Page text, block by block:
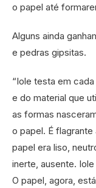
o papel até
Alguns ainda
e pedras gipsitas.
“Iole testa em
e do material que
as formas
o papel. É
papel era liso,
inerte, ausente.
O papel, agora,